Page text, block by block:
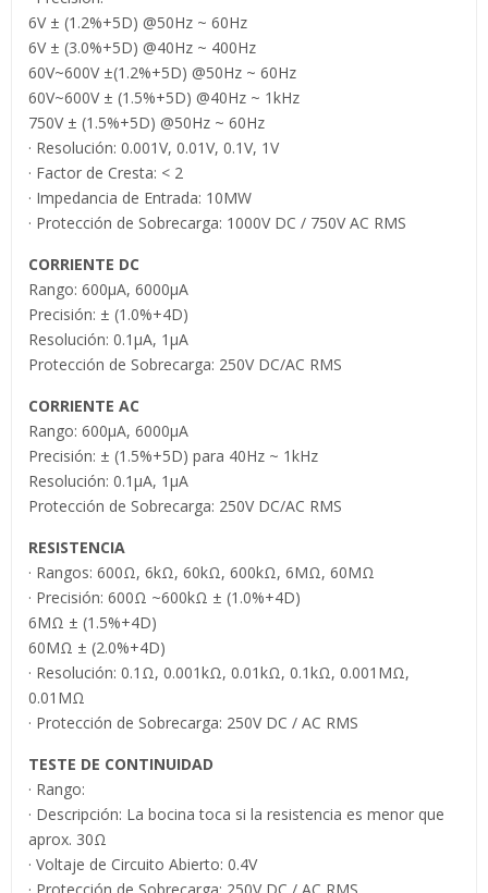
6V ± (1.2%+5D) @50Hz ~ 60Hz
6V ± (3.0%+5D) @40Hz ~ 400Hz
60V~600V ±(1.2%+5D) @50Hz ~ 60Hz
60V~600V ± (1.5%+5D) @40Hz ~ 1kHz
750V ± (1.5%+5D) @50Hz ~ 60Hz
· Resolución: 0.001V, 0.01V, 0.1V, 1V
· Factor de Cresta: < 2
· Impedancia de Entrada: 10MW
· Protección de Sobrecarga: 1000V DC / 750V AC RMS
CORRIENTE DC
Rango: 600µA, 6000µA
Precisión: ± (1.0%+4D)
Resolución: 0.1µA, 1µA
Protección de Sobrecarga: 250V DC/AC RMS
CORRIENTE AC
Rango: 600µA, 6000µA
Precisión: ± (1.5%+5D) para 40Hz ~ 1kHz
Resolución: 0.1µA, 1µA
Protección de Sobrecarga: 250V DC/AC RMS
RESISTENCIA
· Rangos: 600Ω, 6kΩ, 60kΩ, 600kΩ, 6MΩ, 60MΩ
· Precisión: 600Ω ~600kΩ ± (1.0%+4D)
6MΩ ± (1.5%+4D)
60MΩ ± (2.0%+4D)
· Resolución: 0.1Ω, 0.001kΩ, 0.01kΩ, 0.1kΩ, 0.001MΩ,
0.01MΩ
· Protección de Sobrecarga: 250V DC / AC RMS
TESTE DE CONTINUIDAD
· Rango:
· Descripción: La bocina toca si la resistencia es menor que
aprox. 30Ω
· Voltaje de Circuito Abierto: 0.4V